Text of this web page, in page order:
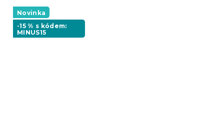
Novinka
-15 % s kódem:
MINUS15